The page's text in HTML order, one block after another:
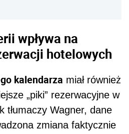
wpływa na
hotelowych
kalendarza miał również
„piki” rezerwacyjne w
tłumaczy Wagner, dane
zmiana faktycznie